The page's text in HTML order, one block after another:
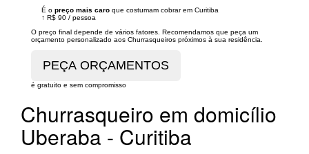
É o preço mais caro que costumam cobrar em Curitiba
↑ R$ 90 / pessoa
O preço final depende de vários fatores. Recomendamos que peça um
orçamento personalizado aos Churrasqueiros próximos à sua residência.
é gratuito e sem compromisso
Churrasqueiro em domicílio
Uberaba - Curitiba